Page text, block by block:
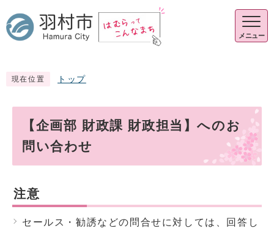
メニュー
現在位置 トップ
【企画部 財政課 財政担当】へのお
問い合わせ
注意
セールス・勧誘などの問合せに対しては、回答し